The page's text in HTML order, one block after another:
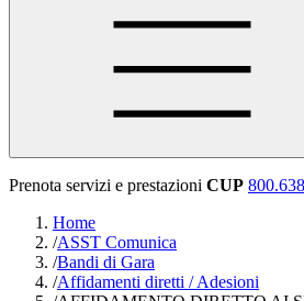
Prenota servizi e prestazioni CUP
Home
/ASST Comunica
/Bandi di Gara
/Affidamenti diretti / Adesioni